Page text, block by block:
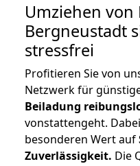
Umziehen von
Bergneustadt
stressfrei
Profitieren Sie von
Netzwerk für
Beiladung
vonstattengeht.
besonderen Wert auf
Zuverlässigkeit. Die